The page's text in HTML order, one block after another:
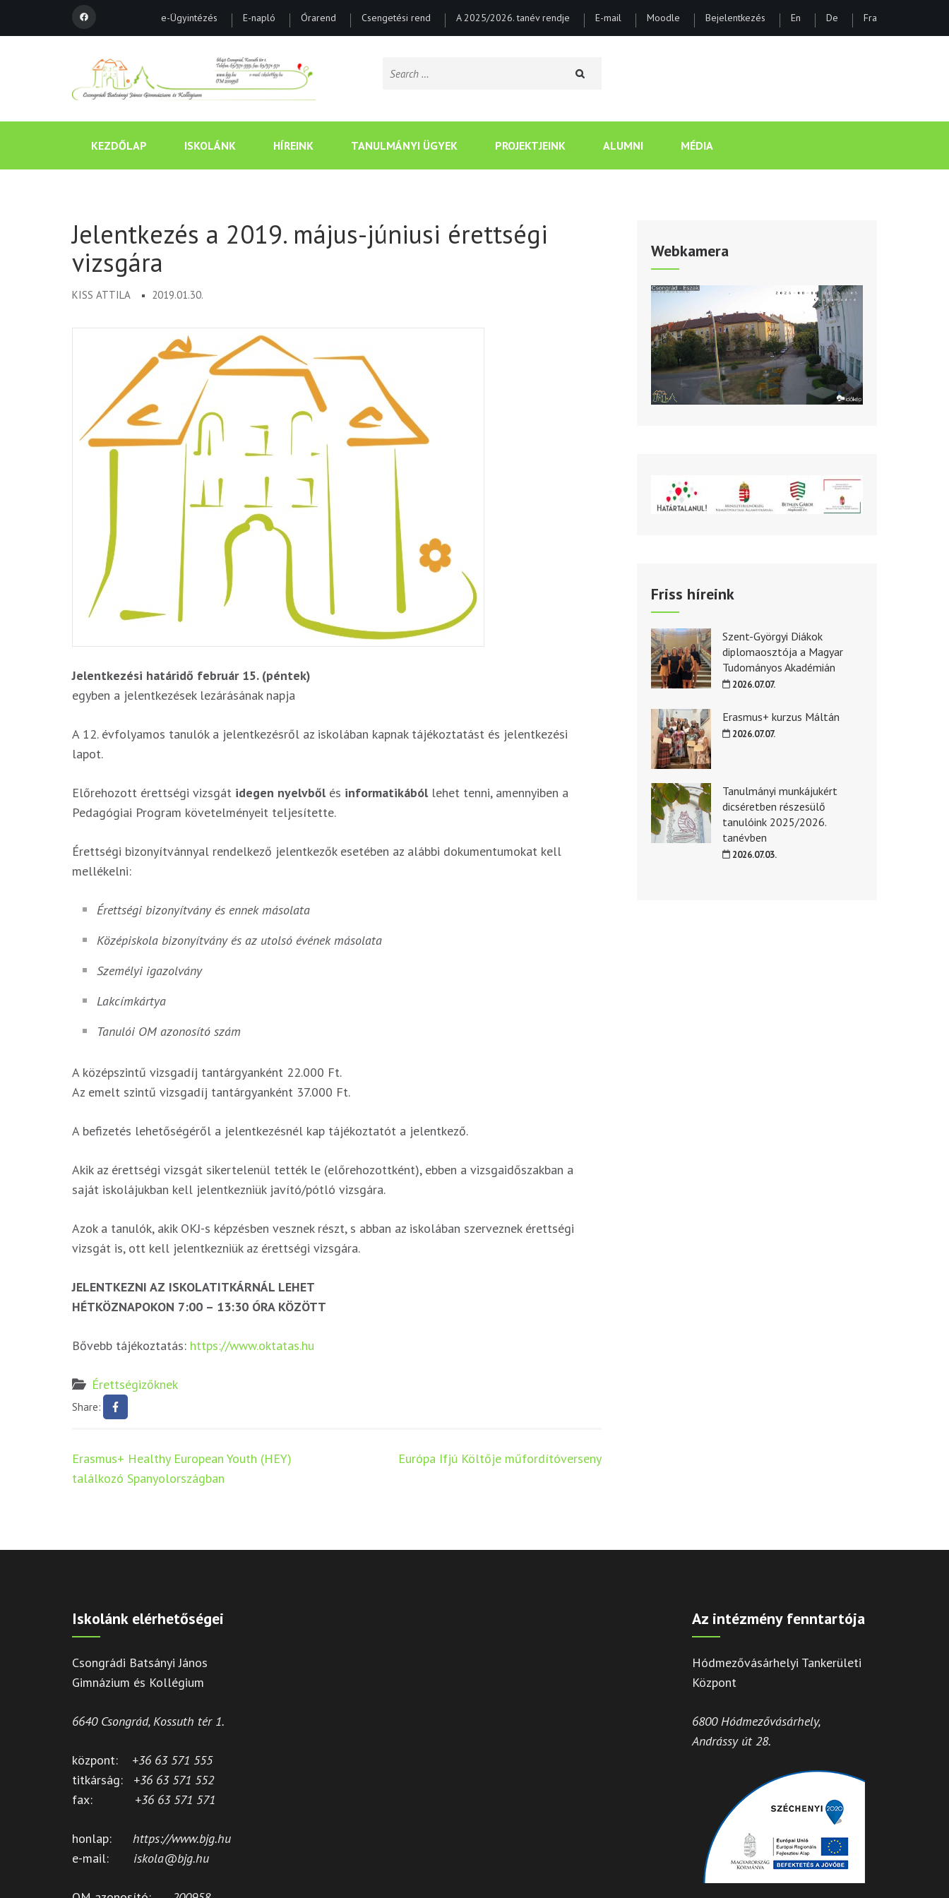
e-Ügyintézés E-napló Órarend Csengetési rend A 2025/2026. tanév rendje E-mail Moodle Bejelentkezés En De Fra
Search
KEZDŐLAP ISKOLÁNK HÍREINK TANULMÁNYI ÜGYEK PROJEKTJEINK ALUMNI MÉDIA
Jelentkezés a 2019. május-júniusi érettségi
vizsgára
KISS ATTILA 2019.01.30.
Jelentkezési határidő február 15. (péntek)
egyben a jelentkezések lezárásának napja
A 12. évfolyamos tanulók a jelentkezésről az iskolában kapnak tájékoztatást és jelentkezési
lapot.
Előrehozott érettségi vizsgát idegen nyelvbőlés informatikábóllehet tenni, amennyiben a
Pedagógiai Program követelményeit teljesítette.
Érettségi bizonyítvánnyal rendelkező jelentkezők esetében az alábbi dokumentumokat kell
mellékelni:
Érettségi bizonyítvány és ennek másolata
Középiskola bizonyítvány és az utolsó évének másolata
Személyi igazolvány
Lakcímkártya
Tanulói OM azonosító szám
A középszintű vizsgadíj tantárgyanként 22.000 Ft.
Az emelt szintű vizsgadíj tantárgyanként 37.000 Ft.
A befizetés lehetőségéről a jelentkezésnél kap tájékoztatót a jelentkező.
Akik az érettségi vizsgát sikertelenül tették le (előrehozottként), ebben a vizsgaidőszakban a
saját iskolájukban kell jelentkezniük javító/pótló vizsgára.
Azok a tanulók, akik OKJ-s képzésben vesznek részt, s abban az iskolában szerveznek érettségi
vizsgát is, ott kell jelentkezniük az érettségi vizsgára.
JELENTKEZNI AZ ISKOLATITKÁRNÁL LEHET
HÉTKÖZNAPOKON 7:00 – 13:30 ÓRA KÖZÖTT
Bővebb tájékoztatás: https://www.oktatas.hu
Érettségizőknek
Share:
Bejegyzés
navigáció
Erasmus+ Healthy European Youth (HEY)
találkozó Spanyolországban
Európa Ifjú Költője műfordítóverseny
Webkamera
Friss híreink
Szent-Györgyi Diákok
diplomaosztója a Magyar
Tudományos Akadémián
2026.07.07.
Erasmus+ kurzus Máltán
2026.07.07.
Tanulmányi munkájukért
dicséretben részesülő
tanulóink 2025/2026.
tanévben
2026.07.03.
Iskolánk elérhetőségei
Csongrádi Batsányi János
Gimnázium és Kollégium
6640 Csongrád, Kossuth tér 1.
központ: +36 63 571 555
titkárság: +36 63 571 552
fax: +36 63 571 571
honlap: https://www.bjg.hu
e-mail: iskola@bjg.hu
Az intézmény fenntartója
Hódmezővásárhelyi Tankerületi
Központ
6800 Hódmezővásárhely,
Andrássy út 28.